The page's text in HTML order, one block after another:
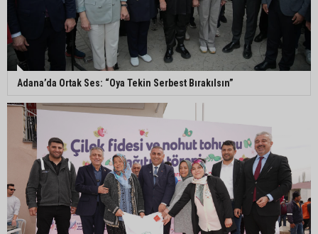
Eski polis memuru Ergün Karakaya’nın
öldürüldüğü silahlı kavganın görüntüleri ortaya
çıktı
İmamoğlu’nda hijyen ve etiket kontrolü
Mustafa Özkan: "Yüreğir Belediye Başkan
Vekilliği seçimine ilişkin hukuki süreç başlatıldı"
Adana’da Ortak Ses: “Oya Tekin Serbest Bırakılsın”